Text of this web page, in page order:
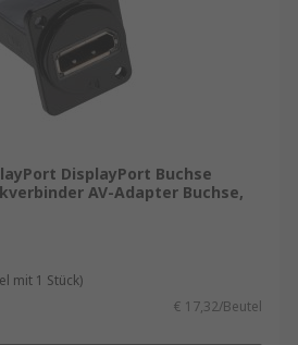
DisplayPort Buchse
AV-Adapter Buchse,
mit 1 Stück)
€ 17,32/Beutel